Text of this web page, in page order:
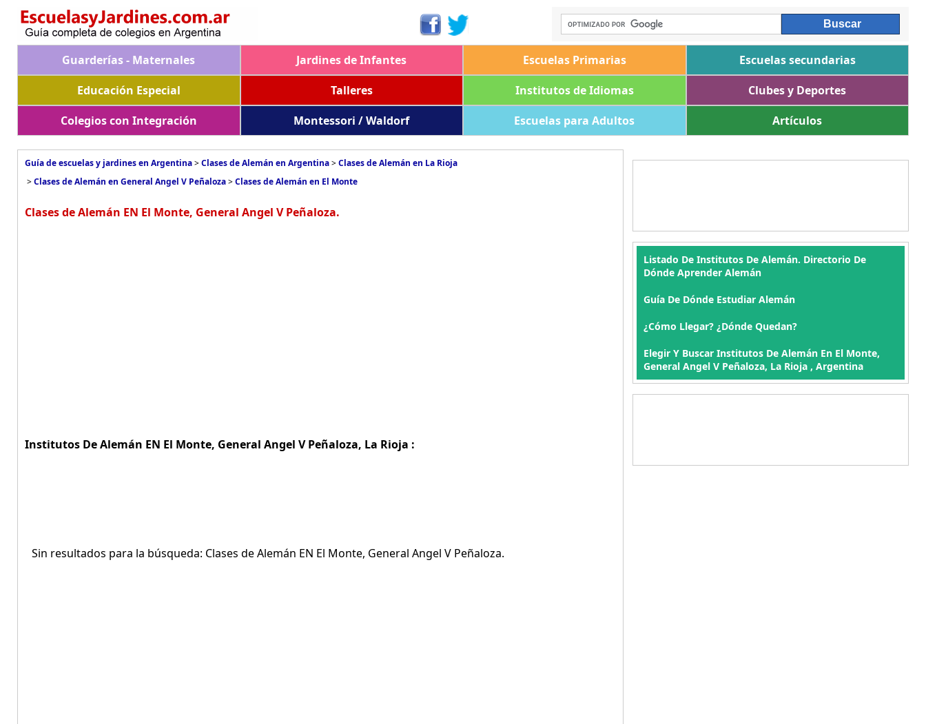
Guarderías - Maternales Jardines de Infantes Escuelas Primarias
Escuelas secundarias
Educación Especial
Talleres Institutos de Idiomas
Clubes y Deportes
Colegios con Integración
Montessori / Waldorf Escuelas para Adultos Artículos
Guía de escuelas y jardines en Argentina>Clases de Alemán en Argentina>Clases de Alemán en La Rioja
>Clases de Alemán en General Angel V Peñaloza>Clases de Alemán en El Monte
Clases de Alemán EN El Monte, General Angel V Peñaloza.
Institutos De Alemán EN El Monte, General Angel V Peñaloza, La Rioja :
Sin resultados para la búsqueda: Clases de Alemán EN El Monte, General Angel V Peñaloza.
Listado De Institutos De Alemán. Directorio De
Dónde Aprender Alemán
Guía De Dónde Estudiar Alemán
¿Cómo Llegar? ¿Dónde Quedan?
Elegir Y Buscar Institutos De Alemán En El Monte,
General Angel V Peñaloza, La Rioja , Argentina